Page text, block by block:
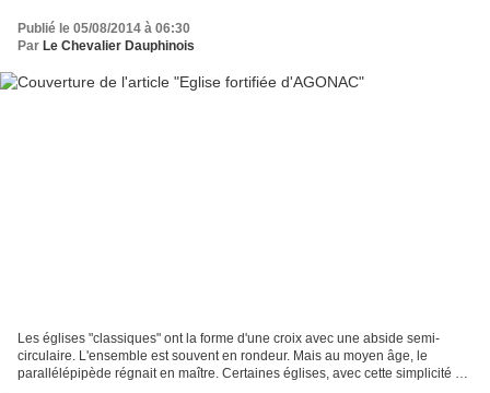
Publié le 05/08/2014 à 06:30
Par Le Chevalier Dauphinois
Les églises "classiques" ont la forme d'une croix avec une abside semi-
circulaire. L'ensemble est souvent en rondeur. Mais au moyen âge, le
parallélépipède régnait en maître. Certaines églises, avec cette simplicité de